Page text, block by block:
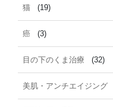
猫 (19)
癌 (3)
目の下のくま治療 (32)
美肌・アンチエイジング